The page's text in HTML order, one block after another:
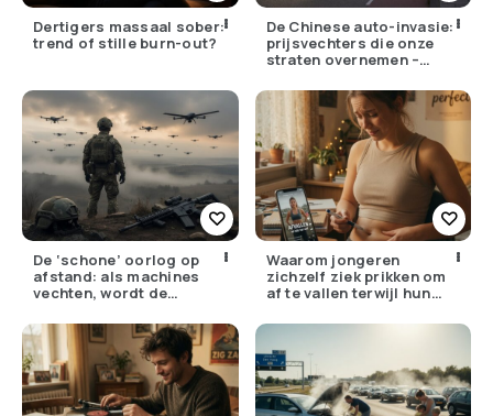
Dertigers massaal sober:
trend of stille burn-out?
De Chinese auto-invasie:
prijsvechters die onze
straten overnemen –
écht?
De ‘schone’ oorlog op
afstand: als machines
vechten, wordt de
lager
Waarom jongeren
zichzelf ziek prikken om
af te vallen terwijl hun
bellen